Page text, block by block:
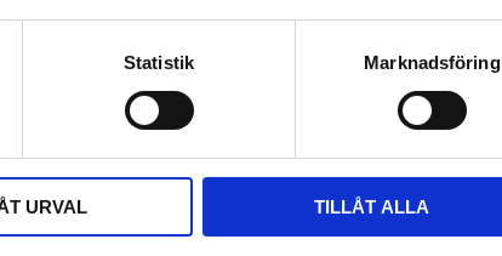
Statistik Marknadsföring
URVAL TILLÅT ALLA
bättre räckvidd och ökad
framtid.
specificerar hur data överförs